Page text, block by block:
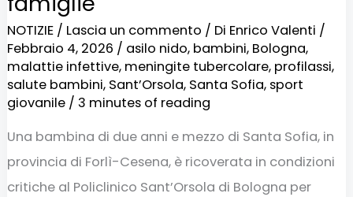
NOTIZIE/ Lascia un commento / Di Enrico Valenti /
Febbraio 4, 2026 / asilo nido, bambini, Bologna,
malattie infettive, meningite tubercolare, profilassi,
salute bambini, Sant’Orsola, Santa Sofia, sport
giovanile/ 3 minutes of reading
Una bambina di due anni e mezzo di Santa Sofia, in
provincia di Forlì-Cesena, è ricoverata in condizioni
critiche al Policlinico Sant’Orsola di Bologna per
e
famiglie